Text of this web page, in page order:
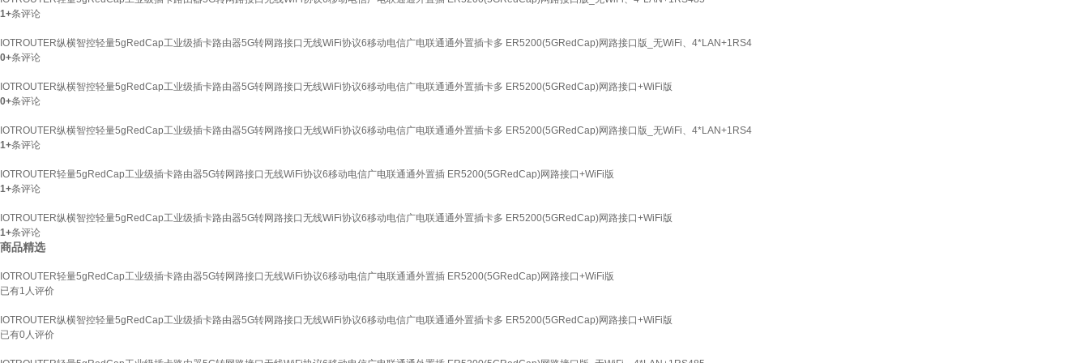
1+条评论
IOTROUTER纵横智控轻量5gRedCap工业级插卡路由器5G转网路接口无线WiFi协议6移动电信广电联通通外置插卡多 ER5200(5GRedCap)网路接口版_无WiFi、4*LAN+1RS4
0+条评论
IOTROUTER纵横智控轻量5gRedCap工业级插卡路由器5G转网路接口无线WiFi协议6移动电信广电联通通外置插卡多 ER5200(5GRedCap)网路接口+WiFi版
0+条评论
IOTROUTER纵横智控轻量5gRedCap工业级插卡路由器5G转网路接口无线WiFi协议6移动电信广电联通通外置插卡多 ER5200(5GRedCap)网路接口版_无WiFi、4*LAN+1RS4
1+条评论
IOTROUTER轻量5gRedCap工业级插卡路由器5G转网路接口无线WiFi协议6移动电信广电联通通外置插 ER5200(5GRedCap)网路接口+WiFi版
1+条评论
IOTROUTER纵横智控轻量5gRedCap工业级插卡路由器5G转网路接口无线WiFi协议6移动电信广电联通通外置插卡多 ER5200(5GRedCap)网路接口+WiFi版
1+条评论
商品精选
IOTROUTER轻量5gRedCap工业级插卡路由器5G转网路接口无线WiFi协议6移动电信广电联通通外置插 ER5200(5GRedCap)网路接口+WiFi版
已有1 人评价
IOTROUTER纵横智控轻量5gRedCap工业级插卡路由器5G转网路接口无线WiFi协议6移动电信广电联通通外置插卡多 ER5200(5GRedCap)网路接口+WiFi版
已有0人评价